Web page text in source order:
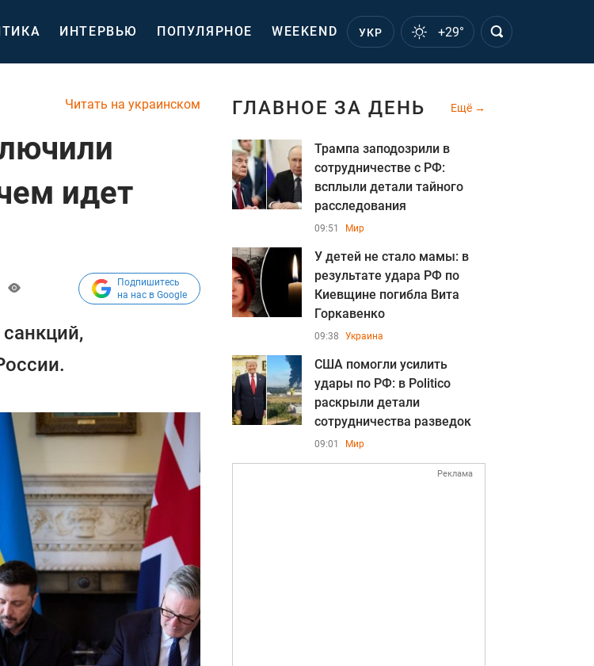
ИНТЕРВЬЮ ПОПУЛЯРНОЕ WEEKEND УКР +29°
Читать на украинском
идет
Подпишитесь
на нас в Google
ГЛАВНОЕ ЗА ДЕНЬ Ещё
Трампа заподозрили в
сотрудничестве с РФ:
всплыли детали тайного
расследования
09:51 Мир
У детей не стало мамы: в
результате удара РФ по
Киевщине погибла Вита
Горкавенко
09:38 Украина
США помогли усилить
удары по РФ: в Politico
раскрыли детали
сотрудничества разведок
09:01 Мир
Реклама